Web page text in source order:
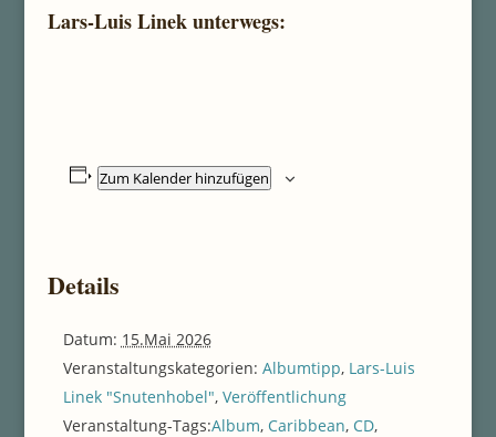
Lars-Luis Linek unterwegs:
Zum Kalender hinzufügen
Details
Datum: 15.Mai 2026
Veranstaltungskategorien: Albumtipp, Lars-Luis
Linek "Snutenhobel", Veröffentlichung
Veranstaltung-Tags:Album, Caribbean, CD,